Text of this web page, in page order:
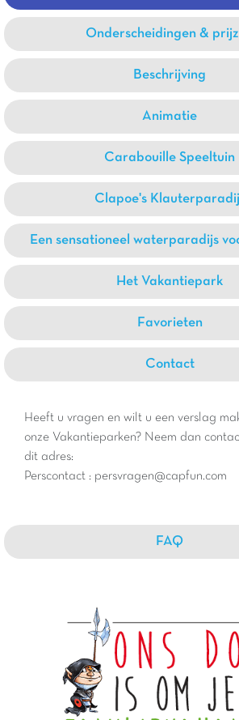
Onderscheidingen &
Beschrijving
Animatie
Carabouille Speeltuin
Clapoe's
Een sensationeel waterparadijs
Het Vakantiepark
Favorieten
Contact
Heeft u vragen en wilt u een verslag
onze Vakantieparken? Neem dan
dit adres:
Perscontact : persvragen@capfun.com
FAQ